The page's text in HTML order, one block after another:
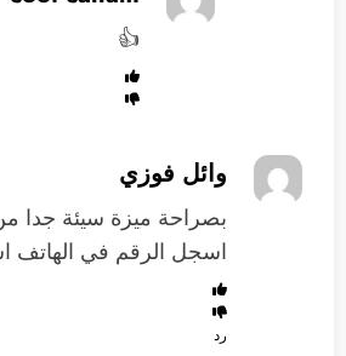
👍
وائل فوزي
بصراحة ميزة سيئة جدا
اسجل الرقم في الهاتف
رد